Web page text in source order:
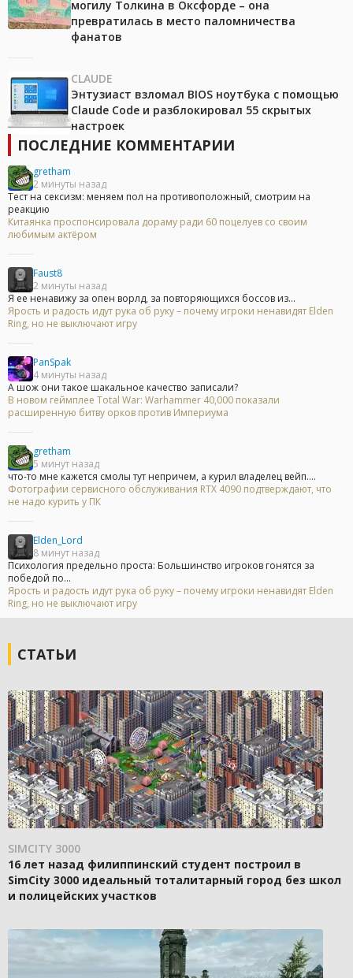
могилу Толкина в Оксфорде – она
превратилась в место паломничества
фанатов
CLAUDE
Энтузиаст взломал BIOS ноутбука с помощью
Claude Code и разблокировал 55 скрытых
настроек
ПОСЛЕДНИЕ КОММЕНТАРИИ
gretham
2 минуты назад
Тест на сексизм: меняем пол на противоположный, смотрим на
реакцию
Китаянка проспонсировала дораму ради 60 поцелуев со своим
любимым актёром
Faust8
2 минуты назад
Я ее ненавижу за опен ворлд, за повторяющихся боссов из...
Ярость и радость идут рука об руку – почему игроки ненавидят Elden
Ring, но не выключают игру
PanSpak
4 минуты назад
А шож они такое шакальное качество записали?
В новом геймплее Total War: Warhammer 40,000 показали
расширенную битву орков против Империума
gretham
5 минут назад
что-то мне кажется смолы тут непричем, а курил владелец вейп....
Фотографии сервисного обслуживания RTX 4090 подтверждают, что
не надо курить у ПК
Elden_Lord
8 минут назад
Психология предельно проста: Большинство игроков гонятся за
победой по...
Ярость и радость идут рука об руку – почему игроки ненавидят Elden
Ring, но не выключают игру
СТАТЬИ
SIMCITY 3000
16 лет назад филиппинский студент построил в
SimCity 3000 идеальный тоталитарный город без школ
и полицейских участков